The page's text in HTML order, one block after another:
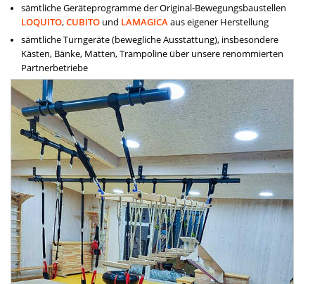
sämtliche Geräteprogramme der Original-Bewegungsbaustellen
LOQUITO,CUBITO und LAMAGICAaus eigener Herstellung
sämtliche Turngeräte (bewegliche Ausstattung), insbesondere
Kästen, Bänke, Matten, Trampoli­ne über unsere renommierten
Partnerbetriebe